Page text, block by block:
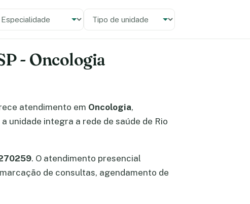
de unidade
- Oncologia
atendimento em Oncologia,
unidade integra a rede de saúde de Rio
. O atendimento presencial
de consultas, agendamento de